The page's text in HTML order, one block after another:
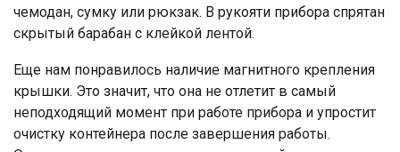
чемодан, сумку или рюкзак. В рукояти прибора спрятан
скрытый барабан с клейкой лентой.
Еще нам понравилось наличие магнитного крепления
крышки. Это значит, что она не отлетит в самый
неподходящий момент при работе прибора и упростит
очистку контейнера после завершения работы.